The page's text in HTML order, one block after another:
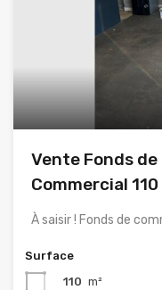
Vente Fonds
Commercial 110
À saisir ! Fonds de
Surface
110 m²